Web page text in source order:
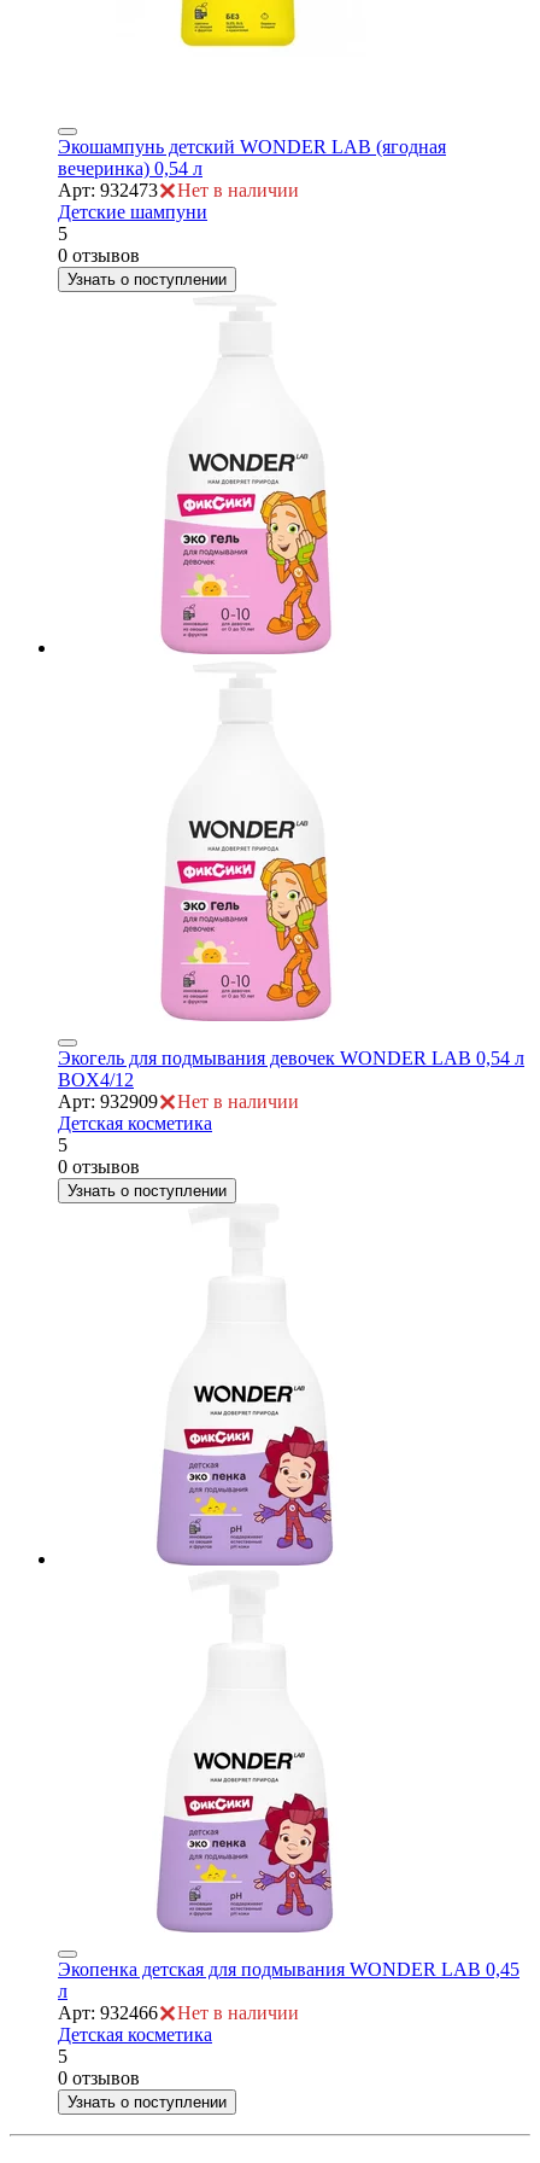
Экошампунь детский WONDER LAB (ягодная
вечеринка) 0,54 л
Арт: 932473
Нет в наличии
Детские шампуни
5
0 отзывов
Узнать о поступлении
Экогель для подмывания девочек WONDER LAB 0,54 л
BOX4/12
Арт: 932909
Нет в наличии
Детская косметика
5
0 отзывов
Узнать о поступлении
Экопенка детская для подмывания WONDER LAB 0,45
л
Арт: 932466
Нет в наличии
Детская косметика
5
0 отзывов
Узнать о поступлении